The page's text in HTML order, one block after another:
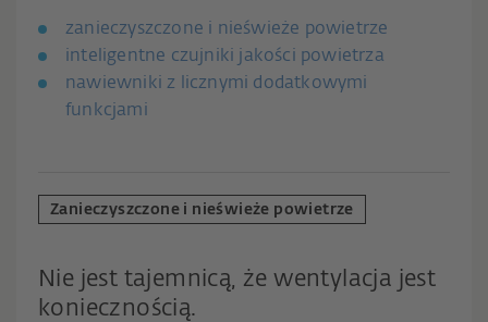
zanieczyszczone i nieświeże powietrze
inteligentne czujniki jakości powietrza
nawiewniki z licznymi dodatkowymi
funkcjami
Zanieczyszczone i nieświeże powietrze
Nie jest tajemnicą, że wentylacja jest
koniecznością.